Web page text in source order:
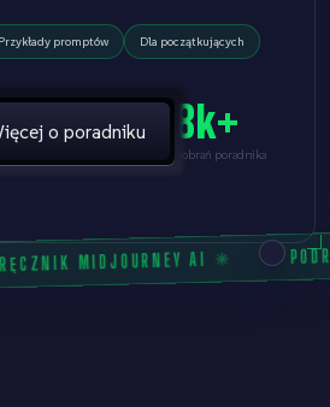
Przykłady promptów Dla początkujących
o poradniku 8k+
pobrań poradnika
MIDJOURNEY AI ✳